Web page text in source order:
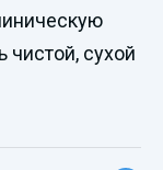
сухой